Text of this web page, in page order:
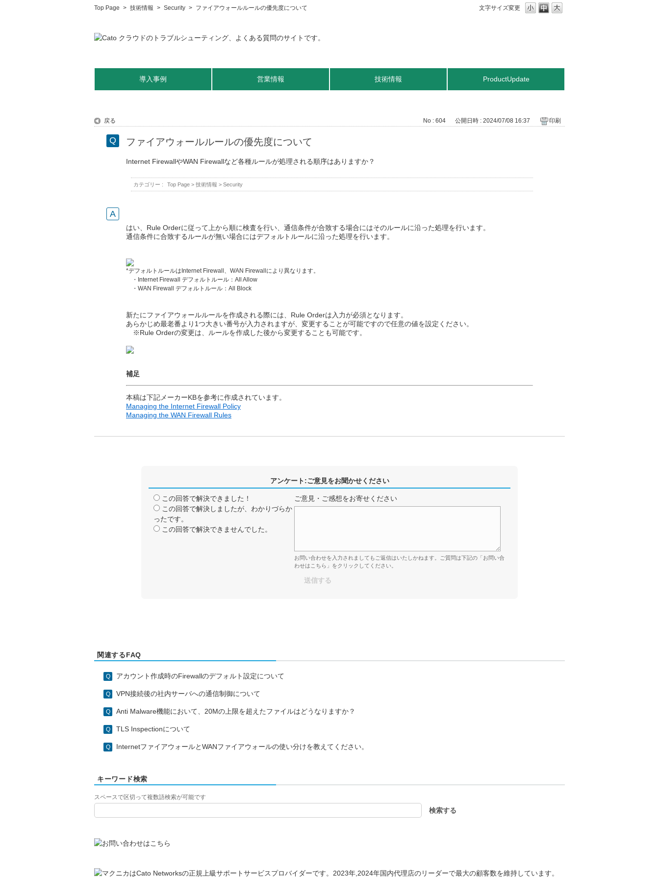
文字サイズ変更
Top Page > 技術情報 > Security > ファイアウォールルールの優先度について
導入事例 営業情報 技術情報 ProductUpdate
戻る No : 604 公開日時 : 2024/07/08 16:37 印刷
ファイアウォールルールの優先度について
Internet FirewallやWAN Firewallなど各種ルールが処理される順序はありますか？
カテゴリー : Top Page > 技術情報 > Security
はい、Rule Orderに従って上から順に検査を行い、通信条件が合致する場合にはそのルールに沿った処理を行います。
通信条件に合致するルールが無い場合にはデフォルトルールに沿った処理を行います。
*デフォルトルールはInternet Firewall、WAN Firewallにより異なります。
・Internet Firewall デフォルトルール：All Allow
・WAN Firewall デフォルトルール：All Block
新たにファイアウォールルールを作成される際には、Rule Orderは入力が必須となります。
あらかじめ最老番より1つ大きい番号が入力されますが、変更することが可能ですので任意の値を設定ください。
※Rule Orderの変更は、ルールを作成した後から変更することも可能です。
補足
本稿は下記メーカーKBを参考に作成されています。
Managing the Internet Firewall Policy
Managing the WAN Firewall Rules
アンケート:ご意見をお聞かせください
この回答で解決できました！
この回答で解決しましたが、わかりづらか
ったです。
この回答で解決できませんでした。
ご意見・ご感想をお寄せください
お問い合わせを入力されましてもご返信はいたしかねます。ご質問は下記の「お問い合
わせはこちら」をクリックしてください。
関連するFAQ
アカウント作成時のFirewallのデフォルト設定について
VPN接続後の社内サーバへの通信制御について
Anti Malware機能において、20Mの上限を超えたファイルはどうなりますか？
TLS Inspectionについて
InternetファイアウォールとWANファイアウォールの使い分けを教えてください。
キーワード検索
スペースで区切って複数語検索が可能です